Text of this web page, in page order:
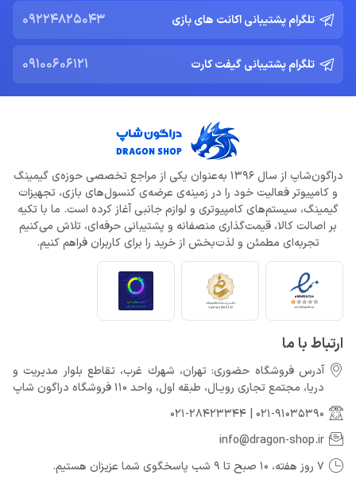
تلگرام پشتیبانی اکانت های بازی 09224825043
تلگرام پشتیبانی گیفت کارت 09100606121
دراگون‌شاپ از سال 1396 به‌عنوان یکی از مراجع تخصصی حوزه‌ی گیمینگ
و کامپیوتر فعالیت خود را در زمینه‌ی عرضه‌ی کنسول‌های بازی، تجهیزات
گیمینگ، سیستم‌های کامپیوتری و لوازم جانبی آغاز کرده است. ما با تکیه
بر اصالت کالا، قیمت‌گذاری منصفانه و پشتیبانی حرفه‌ای، تلاش می‌کنیم
تجربه‌ای مطمئن و لذت‌بخش از خرید را برای کاربران فراهم کنیم.
ارتباط با ما
آدرس فروشگاه حضوری: تهران، شهرك غرب، تقاطع بلوار مدیریت و
دريا، مجتمع تجارى رويـال، طبقه اول، واحد 110 فروشگاه دراگون شاپ
021-91035390
021-28423344
info@dragon-shop.ir
7 روز هفته، 10 صبح تا 9 شب پاسخگوی شما عزیزان هستیم.